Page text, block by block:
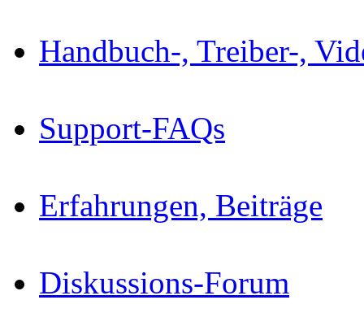
Handbuch-, Treiber-,
Support-FAQs
Erfahrungen, Beiträge
Diskussions-Forum